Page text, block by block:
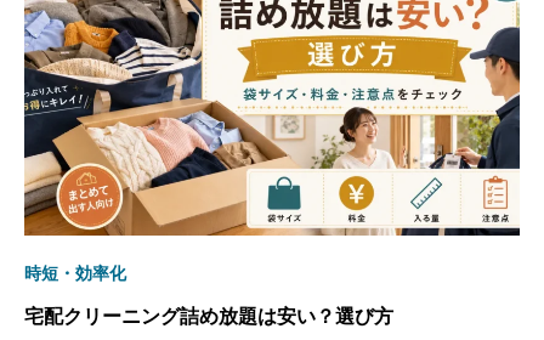
時短・効率化
宅配クリーニング詰め放題は安い？選び方